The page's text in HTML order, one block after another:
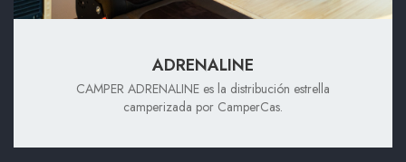
ADRENALINE
CAMPER ADRENALINE es la distribución estrella
camperizada por CamperCas.